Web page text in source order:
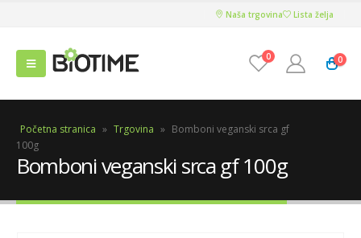
Naša trgovina Lista želja
0 0
Početna stranica » Trgovina » Bomboni veganski srca gf
100g
Bomboni veganski srca gf 100g